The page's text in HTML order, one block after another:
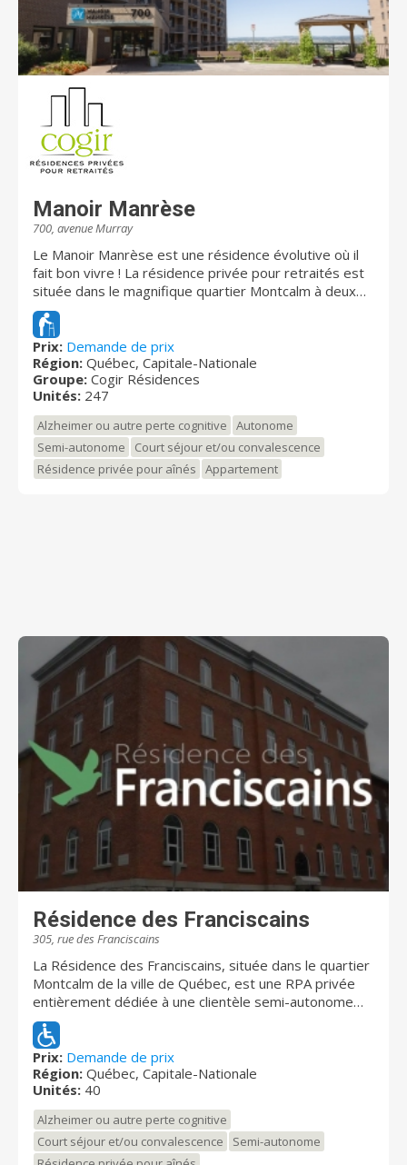
Manoir Manrèse
700, avenue Murray
Le Manoir Manrèse est une résidence évolutive où il
fait bon vivre ! La résidence privée pour retraités est
située dans le magnifique quartier Montcalm à deux
pas du parc des Braves. L’impressionnante cour
aménagée et fleurie fait le bonheur des résidents.
Venez découvrir les appartements lumineux et la vue
du balcon.
Prix: Demande de prix
Région: Québec, Capitale-Nationale
Groupe: Cogir Résidences
Unités: 247
Alzheimer ou autre perte cognitive
Autonome
Semi-autonome
Court séjour et/ou convalescence
Résidence privée pour aînés
Appartement
Résidence des Franciscains
305, rue des Franciscains
La Résidence des Franciscains, située dans le quartier
Montcalm de la ville de Québec, est une RPA privée
entièrement dédiée à une clientèle semi-autonome
ayant des atteintes cognitives de type Alzheimer,
démence ou autres pertes cognitives. Nous offrons
également de l'hébergement temporaire/répit pour le
même type de clientèle. Tout notre personnel est
formé afin de bien répondre aux besoins particuliers
de chacun : la meilleure approche possible, des
interventions adéquates selon le profil du résident et
une stimulation en continu afin de maintenir leur niveau
Prix: Demande de prix
Région: Québec, Capitale-Nationale
Unités: 40
Alzheimer ou autre perte cognitive
Court séjour et/ou convalescence
Semi-autonome